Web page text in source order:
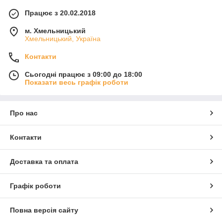
Працює з 20.02.2018
м. Хмельницький
Хмельницький, Україна
Контакти
Сьогодні працює з 09:00 до 18:00
Показати весь графік роботи
Про нас
Контакти
Доставка та оплата
Графік роботи
Повна версія сайту